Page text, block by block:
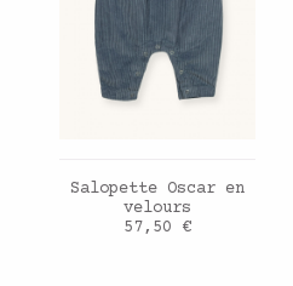
AJOUTER AU PANIER
Salopette Oscar en
velours
Prix
57,50 €